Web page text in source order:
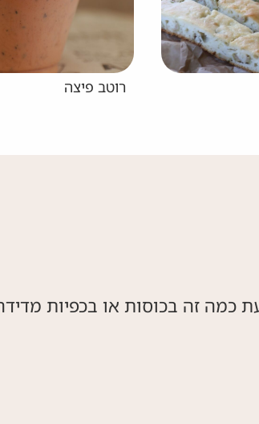
בייגל מ-2 מרכיבים